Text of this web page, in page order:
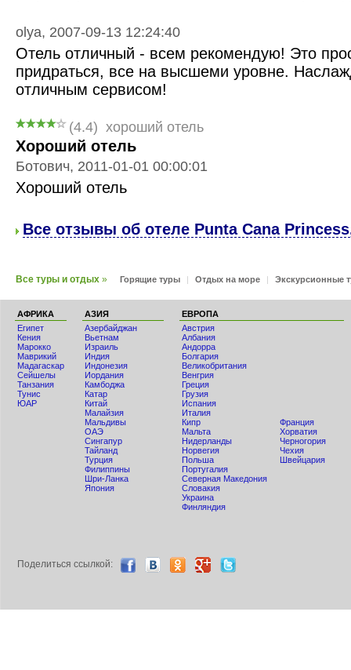
olya, 2007-09-13 12:24:40
Отель отличный - всем рекомендую! Это
придраться, все на высшеми уровне.
отличным сервисом!
(4.4) хороший отель
Хороший отель
Ботович, 2011-01-01 00:00:01
Хороший отель
Все отзывы об отеле Punta Cana
Все туры и отдых » Горящие туры | Отдых на море | Экскурсионные
АФРИКА
Египет
Кения
Мaрокко
Маврикий
Мадагаскар
Сейшелы
Танзания
Тунис
ЮАР
АЗИЯ
Азербайджан
Вьетнам
Израиль
Индия
Индонезия
Иордания
Камбоджа
Катар
Китай
Малайзия
Мальдивы
ОАЭ
Сингапур
Тайланд
Турция
Филиппины
Шри-Ланка
Япония
ЕВРОПА
Австрия
Албания
Андорра
Болгария
Великобритания
Венгрия
Греция
Грузия
Испания
Италия
Кипр
Мальта
Нидерланды
Норвегия
Польша
Португалия
Северная Македония
Словакия
Украина
Финляндия
Франция
Хорватия
Черногория
Чехия
Швейцария
Поделиться ccылкой: